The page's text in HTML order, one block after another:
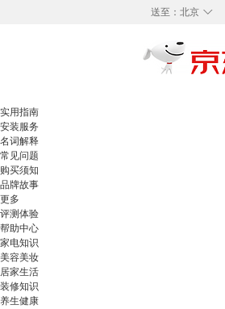
◇
送至： 北京
实用指南
安装服务
名词解释
常见问题
购买须知
品牌故事
更多
评测体验
帮助中心
家电知识
美容美妆
居家生活
装修知识
养生健康